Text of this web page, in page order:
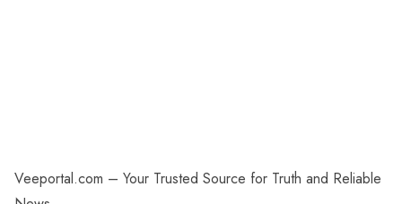
Veeportal.com – Your Trusted Source for Truth and Reliable